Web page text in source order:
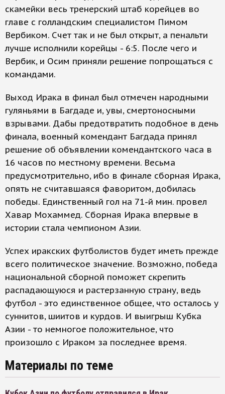
скамейки весь тренерский штаб корейцев во
главе с голландским специалистом Пимом
Вербиком. Счет так и не был открыт, а пенальти
лучше исполнили корейцы - 6:5. После чего и
Вербик, и Осим приняли решение попрощаться с
командами.
Выход Ирака в финал был отмечен народными
гуляньями в Багдаде и, увы, смертоносными
взрывами. Дабы предотвратить подобное в день
финала, военный комендант Багдада принял
решение об объявлении комендантского часа в
16 часов по местному времени. Весьма
предусмотрительно, ибо в финале сборная Ирака,
опять не считавшаяся фаворитом, добилась
победы. Единственный гол на 71-й мин. провел
Хавар Мохаммед. Сборная Ирака впервые в
истории стала чемпионом Азии.
Успех иракских футболистов будет иметь прежде
всего политическое значение. Возможно, победа
национальной сборной поможет скрепить
распадающуюся и растерзанную страну, ведь
футбол - это единственное общее, что осталось у
суннитов, шиитов и курдов. И выигрыш Кубка
Азии - то немногое положительное, что
произошло с Ираком за последнее время.
Материалы по теме